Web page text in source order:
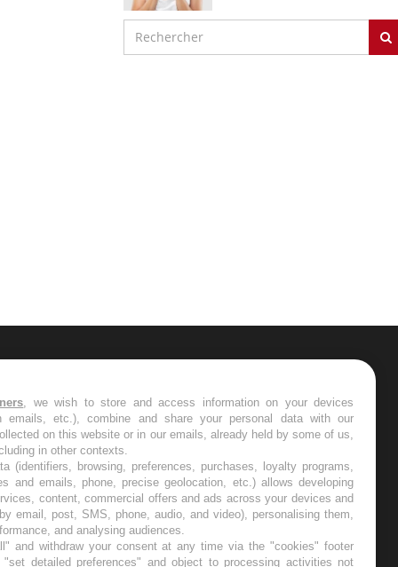
les semaines les meilleures
, we wish to store and access information on your devices
emails, etc.), combine and share your personal data with our
on this website or in our emails, already held by some of us,
in other contexts.
(identifiers, browsing, preferences, purchases, loyalty programs,
and emails, phone, precise geolocation, etc.) allows developing
content, commercial offers and ads across your devices and
email, post, SMS, phone, audio, and video), personalising them,
and analysing audiences.
and withdraw your consent at any time via the "cookies" footer
detailed preferences" and object to processing activities not